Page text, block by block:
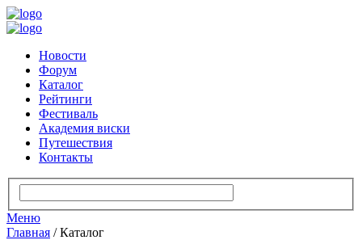
Новости
Форум
Каталог
Рейтинги
Фестиваль
Академия виски
Путешествия
Контакты
Меню
Главная /Каталог